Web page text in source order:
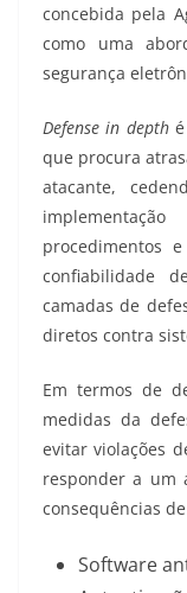
concebida pela
como uma
segurança
Defense in depthé
que procura
atacante,
procedimentos
confiabilidade
camadas de
diretos contra
Em termos de
medidas da
evitar violações
responder a um
consequências
Software